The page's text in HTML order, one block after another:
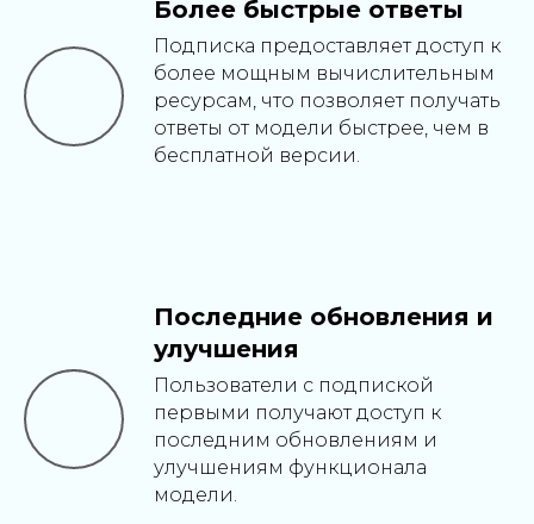
Более быстрые ответы
Подписка предоставляет доступ к
более мощным вычислительным
ресурсам, что позволяет получать
ответы от модели быстрее, чем в
бесплатной версии.
Последние обновления и
улучшения
Пользователи с подпиской
первыми получают доступ к
последним обновлениям и
улучшениям функционала
модели.